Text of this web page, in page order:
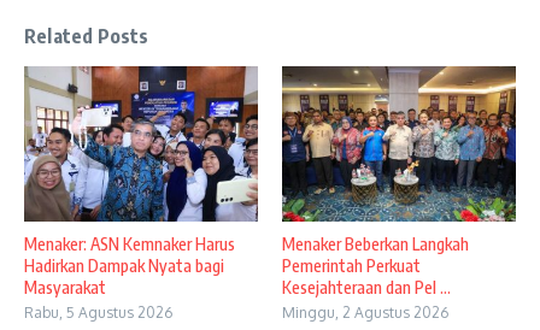
Related Posts
Menaker: ASN Kemnaker Harus
Hadirkan Dampak Nyata bagi
Masyarakat
Rabu, 5 Agustus 2026
Menaker Beberkan Langkah
Pemerintah Perkuat
Kesejahteraan dan Pel ...
Minggu, 2 Agustus 2026